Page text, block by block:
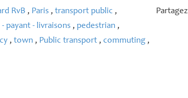
RvB , Paris ,transport public ,
payant - livraisons , pedestrian ,
,town , Public transport ,commuting ,
Partagez